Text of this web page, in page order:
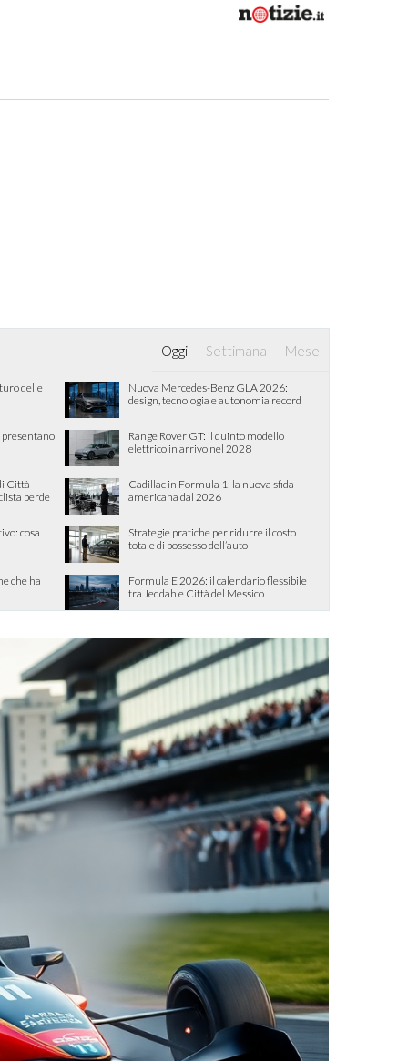
Oggi Settimana Mese
delle
Nuova Mercedes-Benz GLA 2026:
design, tecnologia e autonomia record
Range Rover GT: il quinto modello
elettrico in arrivo nel 2028
Città
perde
Cadillac in Formula 1: la nuova sfida
americana dal 2026
cosa
Strategie pratiche per ridurre il costo
totale di possesso dell’auto
che ha
Formula E 2026: il calendario flessibile
tra Jeddah e Città del Messico